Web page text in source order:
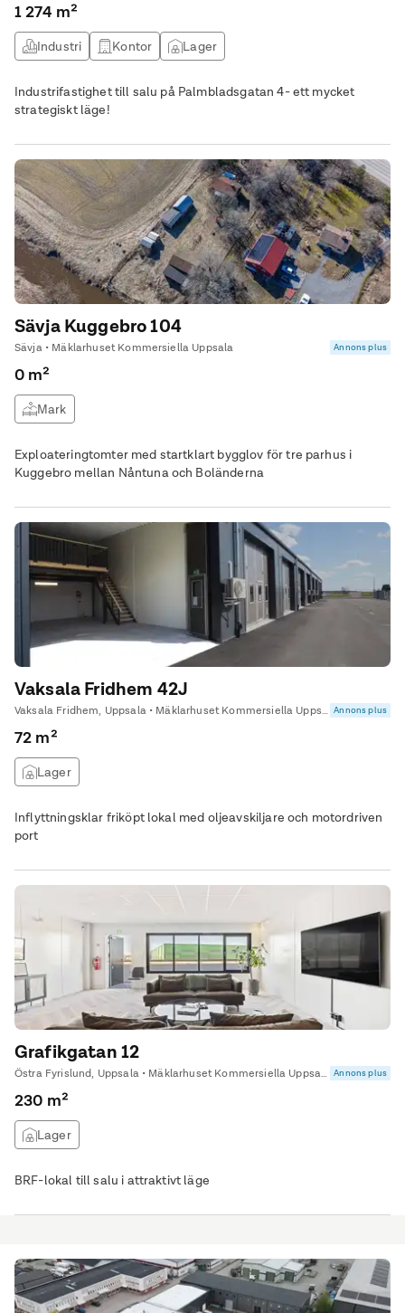
1 274 m²
Industri Kontor Lager
Industrifastighet till salu på Palmbladsgatan 4- ett mycket
strategiskt läge!
Sävja Kuggebro 104
Sävja • Mäklarhuset Kommersiella Uppsala Annons plus
0 m²
Mark
Exploateringtomter med startklart bygglov för tre parhus i
Kuggebro mellan Nåntuna och Boländerna
Vaksala Fridhem 42J
Vaksala Fridhem, Uppsala • Mäklarhuset Kommersiella Uppsala Annons plus
72 m²
Lager
Inflyttningsklar friköpt lokal med oljeavskiljare och motordriven
port
Grafikgatan 12
Östra Fyrislund, Uppsala • Mäklarhuset Kommersiella Uppsala Annons plus
230 m²
Lager
BRF-lokal till salu i attraktivt läge